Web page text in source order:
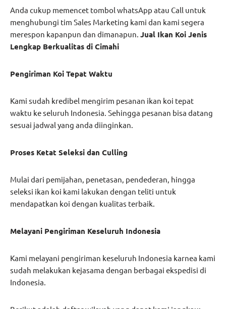
Anda cukup memencet tombol whatsApp atau Call untuk
menghubungi tim Sales Marketing kami dan kami segera
merespon kapanpun dan dimanapun. Jual Ikan Koi Jenis
Lengkap Berkualitas di Cimahi
Pengiriman Koi Tepat Waktu
Kami sudah kredibel mengirim pesanan ikan koi tepat
waktu ke seluruh Indonesia. Sehingga pesanan bisa datang
sesuai jadwal yang anda diinginkan.
Proses Ketat Seleksi dan Culling
Mulai dari pemijahan, penetasan, pendederan, hingga
seleksi ikan koi kami lakukan dengan teliti untuk
mendapatkan koi dengan kualitas terbaik.
Melayani Pengiriman Keseluruh Indonesia
Kami melayani pengiriman keseluruh Indonesia karnea kami
sudah melakukan kejasama dengan berbagai ekspedisi di
Indonesia.